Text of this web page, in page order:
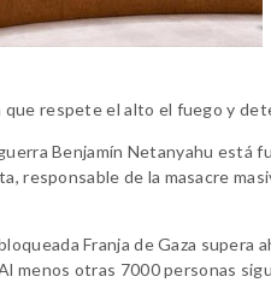
que respete el alto el fuego y
Benjamín Netanyahu está
responsable de la masacre
Franja de Gaza
menos otras 7000 personas